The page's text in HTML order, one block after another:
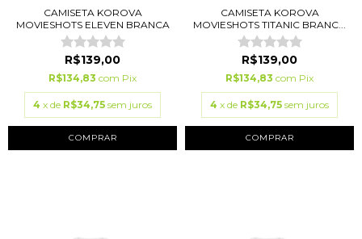
CAMISETA KOROVA
MOVIESHOTS ELEVEN BRANCA
R$139,00
R$134,83 com Pix
4 x de R$34,75 sem juros
COMPRAR
CAMISETA KOROVA
MOVIESHOTS TITANIC BRANC...
R$139,00
R$134,83 com Pix
4 x de R$34,75 sem juros
COMPRAR